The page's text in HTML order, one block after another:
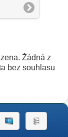
Žádná z
bez souhlasu